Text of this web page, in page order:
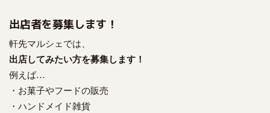
出店者を募集します！
軒先マルシェでは、
出店してみたい方を募集します！
例えば…
・お菓子やフードの販売
・ハンドメイド雑貨